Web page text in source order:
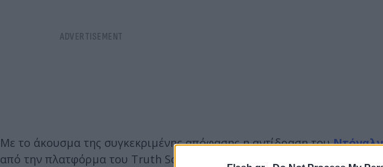
Με το άκουσμα της συγκεκριμένης απόφασης η αντίδραση του
από την πλατφόρμα του Truth Social χαρακτήρισε την ψηφοφορία